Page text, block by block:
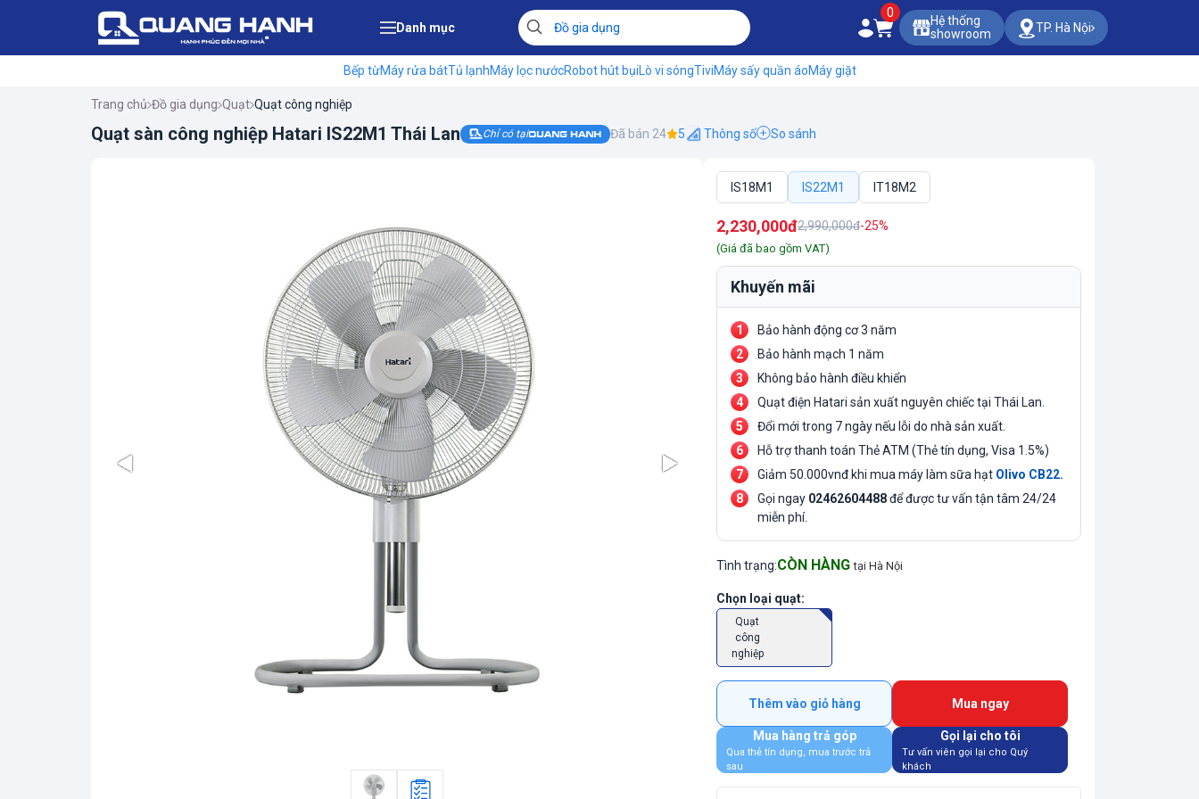
Danh mục
0
Hệ thống
showroom
TP. Hà Nội
Bếp từMáy rửa bátTủ lạnhMáy lọc nướcRobot hút bụiLò vi sóngTiviMáy sấy quần áoMáy giặt
Trang chủ Đồ gia dụng Quạt Quạt công nghiệp
Quạt sàn công nghiệp Hatari IS22M1 Thái Lan Chỉ có tại Đã bán 24 5 Thông số So sánh
IS18M1 IS22M1 IT18M2
2,230,000đ2,990,000đ-25%
(Giá đã bao gồm VAT)
Khuyến mãi
Bảo hành động cơ 3 năm
Bảo hành mạch 1 năm
Không bảo hành điều khiển
Quạt điện Hatari sản xuất nguyên chiếc tại Thái Lan.
Đổi mới trong 7 ngày nếu lỗi do nhà sản xuất.
Hỗ trợ thanh toán Thẻ ATM (Thẻ tín dụng, Visa 1.5%)
Giảm 50.000vnđ khi mua máy làm sữa hạt Olivo CB22.
Gọi ngay 02462604488để được tư vấn tận tâm 24/24
miễn phí.
Tình trạng:CÒN HÀNGtại Hà Nội
Chọn loại quạt:
Quạt
công
nghiệp
Thêm vào giỏ hàng Mua ngay
Mua hàng trả góp
Qua thẻ tín dụng, mua trước trả
sau
Gọi lại cho tôi
Tư vấn viên gọi lại cho Quý
khách